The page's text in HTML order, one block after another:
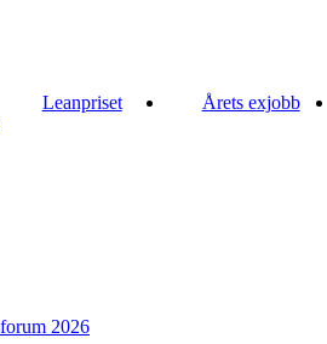
Leanpriset Årets exjobb
2026